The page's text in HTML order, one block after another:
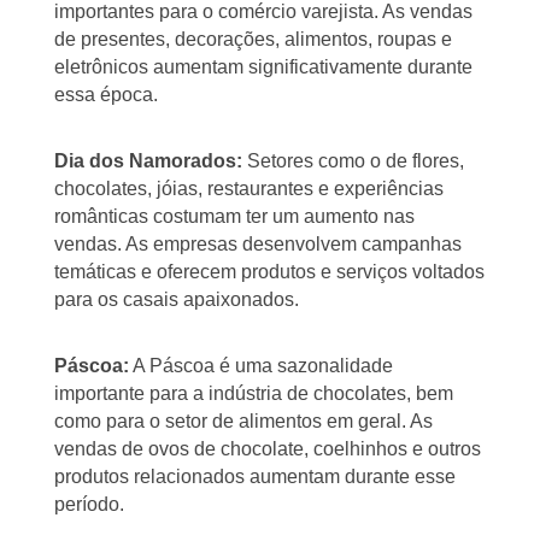
importantes para o comércio varejista. As vendas
de presentes, decorações, alimentos, roupas e
eletrônicos aumentam significativamente durante
essa época.
Dia dos Namorados: Setores como o de flores,
chocolates, jóias, restaurantes e experiências
românticas costumam ter um aumento nas
vendas. As empresas desenvolvem campanhas
temáticas e oferecem produtos e serviços voltados
para os casais apaixonados.
Páscoa: A Páscoa é uma sazonalidade
importante para a indústria de chocolates, bem
como para o setor de alimentos em geral. As
vendas de ovos de chocolate, coelhinhos e outros
produtos relacionados aumentam durante esse
período.